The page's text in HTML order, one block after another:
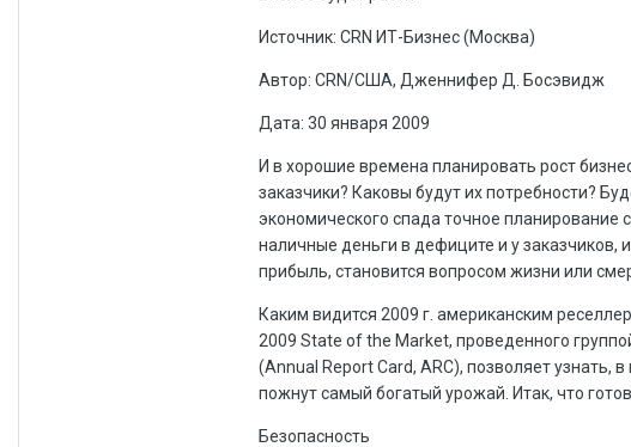
Источник: CRN ИТ-Бизнес (Москва)
Автор: CRN/США, Дженнифер Д. Босэвидж
Дата: 30 января 2009
И в хорошие времена планировать рост
заказчики? Каковы будут их потребности?
экономического спада точное
наличные деньги в дефиците и у заказчиков,
прибыль, становится вопросом жизни или
Каким видится 2009 г. американским
2009 State of the Market, проведенного
(Annual Report Card, ARC), позволяет узнать,
пожнут самый богатый урожай. Итак, что
Безопасность